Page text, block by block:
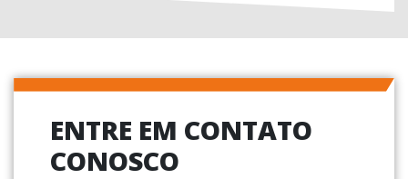
ENTRE EM CONTATO
CONOSCO